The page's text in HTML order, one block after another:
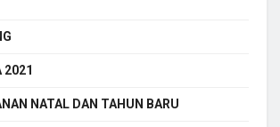
2021
NATAL DAN TAHUN BARU